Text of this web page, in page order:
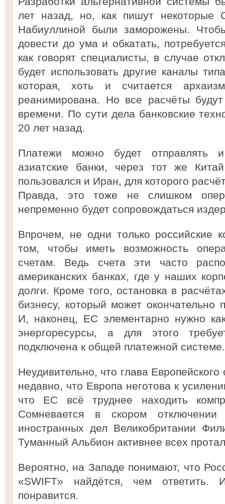
лет назад, но, как пишут
Набиуллиной были заморожены.
довести до ума и обкатать,
как говорят специалисты, в случае
будет использовать другие каналы
которая, хоть и считается
реанимирована. Но все расчёты
времени. По сути дела банковские
20 лет назад.
Платежи можно будет отправлять
азиатские банки, через тот же
пользовался и Иран, для которого
Правда, это тоже не слишком
непременно будет сопровождаться
Впрочем, не одни только российские
том, чтобы иметь возможность
счетам. Ведь счета эти часто
американских банках, где у наших
долги. Кроме того, остановка в
бизнесу, который может окончательно
И, наконец, ЕС элементарно нужно
энергоресурсы, а для этого
подключена к общей платежной системе.
Неудивительно, что глава
недавно, что Европа неготова к
что ЕС всё труднее находить
Сомневается в скором
иностранных дел Великобритании
Туманный Альбион активнее всех
Вероятно, на Западе понимают, что
«SWIFT» найдётся, чем
понравится.